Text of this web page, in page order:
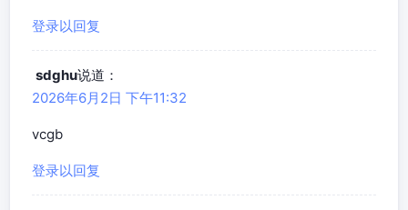
登录以回复
sdghu说道：
2026年6月2日 下午11:32
vcgb
登录以回复